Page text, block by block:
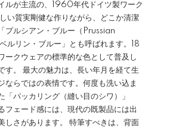
ルが主流の、1960年代ドイツ製ワーク
い質実剛健な作りながら、どこか清潔
プルシアン・ブルー（Prussian
ルリン・ブルー」とも呼ばれます。18
ークウェアの標準的な色として普及し
す。 最大の魅力は、長い年月を経て生
ならではの表情です。何度も洗い込ま
「パッカリング（縫い目のシワ）」
フェード感には、現代の既製品には出
しさがあります。 特筆すべきは、背面